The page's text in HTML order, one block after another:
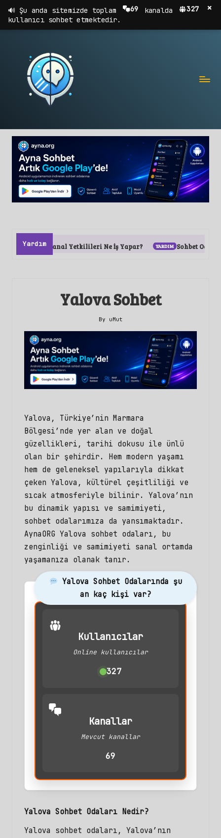
Şu anda sitemizde toplam 69 kanalda
327
kullanıcı sohbet etmektedir.
×
A
Y
N
A
Chat,
Sohbet
Odaları
Yardım
Kanal Yetkilileri Ne İş Yapar? Sohbet Odaları
Yalova Sohbet
Posted
by
By uMut
Yalova, Türkiye’nin Marmara
Bölgesi’nde yer alan ve doğal
güzellikleri, tarihi dokusu ile ünlü
olan bir şehirdir. Hem modern yaşamı
hem de geleneksel yapılarıyla dikkat
çeken Yalova, kültürel çeşitliliği ve
sıcak atmosferiyle bilinir. Yalova’nın
bu dinamik yapısı ve samimiyeti,
sohbet odalarımıza da yansımaktadır.
AynaORG Yalova sohbet odaları, bu
zenginliği ve samimiyeti sanal ortamda
yaşamanıza olanak tanır.
Yalova Sohbet Odalarında şu
an kaç kişi var?
Kullanıcılar
Online kullanıcılar
327
Kanallar
Mevcut kanallar
69
Yalova Sohbet Odaları Nedir?
Yalova sohbet odaları, Yalova’nın